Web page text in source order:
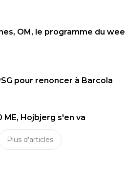
OM, le programme du
pour renoncer à Barcola
ME, Hojbjerg s'en va
Plus d'articles